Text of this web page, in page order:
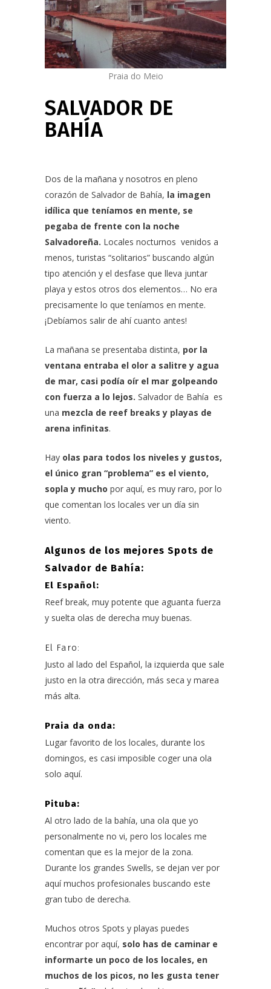
Praia do Meio
SALVADOR DE
BAHÍA
Dos de la mañana y nosotros en pleno
corazón de Salvador de Bahía, la imagen
idílica que teníamos en mente, se
pegaba de frente con la noche
Salvadoreña. Locales nocturnos venidos a
menos, turistas “solitarios” buscando algún
tipo atención y el desfase que lleva juntar
playa y estos otros dos elementos… No era
precisamente lo que teníamos en mente.
¡Debíamos salir de ahí cuanto antes!
La mañana se presentaba distinta, por la
ventana entraba el olor a salitre y agua
de mar, casi podía oír el mar golpeando
con fuerza a lo lejos. Salvador de Bahía es
una mezcla de reef breaks y playas de
arena infinitas.
Hay olas para todos los niveles y gustos,
el único gran “problema” es el viento,
sopla y mucho por aquí, es muy raro, por lo
que comentan los locales ver un día sin
viento.
Algunos de los mejores Spots de
Salvador de Bahía:
El Español:
Reef break, muy potente que aguanta fuerza
y suelta olas de derecha muy buenas.
El Faro:
Justo al lado del Español, la izquierda que sale
justo en la otra dirección, más seca y marea
más alta.
Praia da onda:
Lugar favorito de los locales, durante los
domingos, es casi imposible coger una ola
solo aquí.
Pituba:
Al otro lado de la bahía, una ola que yo
personalmente no vi, pero los locales me
comentan que es la mejor de la zona.
Durante los grandes Swells, se dejan ver por
aquí muchos profesionales buscando este
gran tubo de derecha.
Muchos otros Spots y playas puedes
encontrar por aquí, solo has de caminar e
informarte un poco de los locales, en
muchos de los picos, no les gusta tener